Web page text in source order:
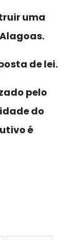
uma
de lei.
pelo
do
é